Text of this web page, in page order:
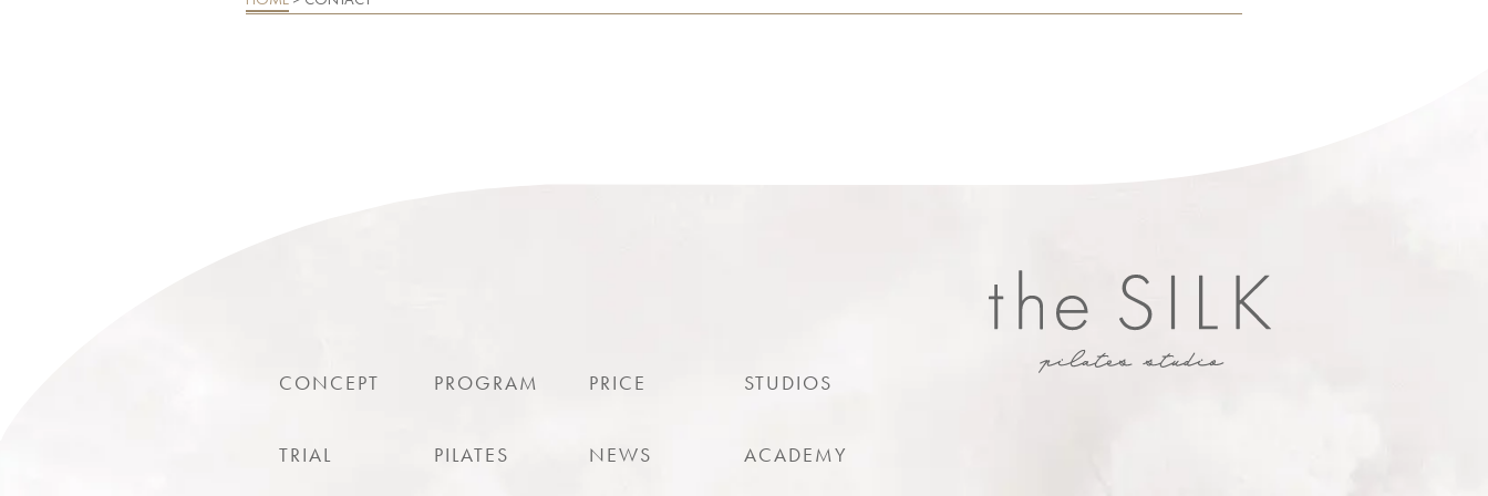
CONCEPT PROGRAM PRICE STUDIOS
TRIAL PILATES NEWS ACADEMY